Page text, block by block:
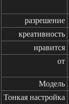
разрешение
креативность
нравится
от
Модель
Тонкая настройка